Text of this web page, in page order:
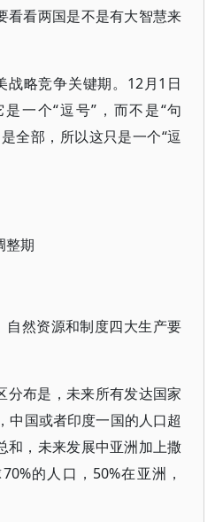
看看两国是不是有大智慧来
战略竞争关键期。12月1日
一个“逗号”，而不是“句
全部，所以这只是一个“逗
整期
自然资源和制度四大生产要
分布是，未来所有发达国家
中国或者印度一国的人口超
和，未来发展中亚洲加上撒
的人口，50%在亚洲，